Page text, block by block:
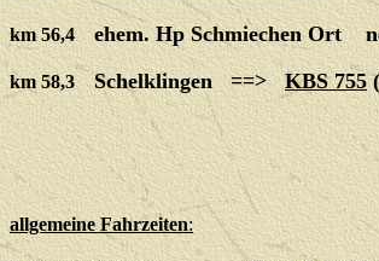
km 56,4ehem. Hp Schmiechen Ort
km 58,3Schelklingen ==> KBS 755
allgemeine Fahrzeiten: